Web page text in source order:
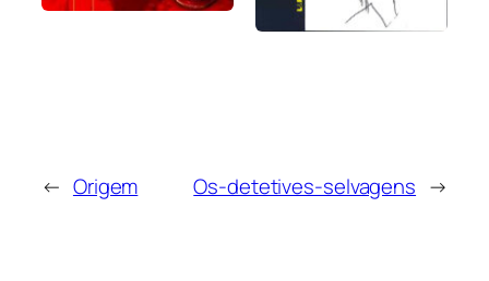
← Origem Os-detetives-selvagens →